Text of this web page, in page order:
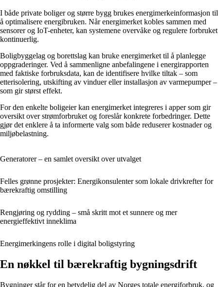
I både private boliger og større bygg brukes energimerkeinformasjon til
å optimalisere energibruken. Når energimerket kobles sammen med
sensorer og IoT-enheter, kan systemene overvåke og regulere forbruket
kontinuerlig.
Boligbyggelag og borettslag kan bruke energimerket til å planlegge
oppgraderinger. Ved å sammenligne anbefalingene i energirapporten
med faktiske forbruksdata, kan de identifisere hvilke tiltak – som
etterisolering, utskifting av vinduer eller installasjon av varmepumper –
som gir størst effekt.
For den enkelte boligeier kan energimerket integreres i apper som gir
oversikt over strømforbruket og foreslår konkrete forbedringer. Dette
gjør det enklere å ta informerte valg som både reduserer kostnader og
miljøbelastning.
Generatorer – en samlet oversikt over utvalget
Felles grønne prosjekter: Energikonsulenter som lokale drivkrefter for
bærekraftig omstilling
Rengjøring og rydding – små skritt mot et sunnere og mer
energieffektivt inneklima
Energimerkingens rolle i digital boligstyring
En nøkkel til bærekraftig bygningsdrift
Bygninger står for en betydelig del av Norges totale energiforbruk, og